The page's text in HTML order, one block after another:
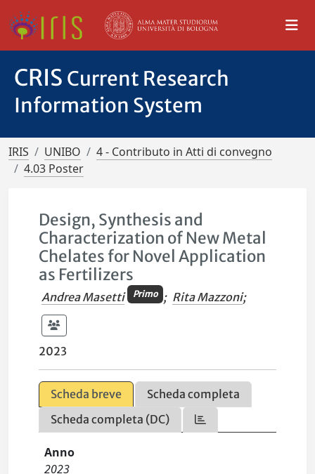
CRIS Current Research
Information System
IRIS UNIBO
4 - Contributo in Atti di convegno
4.03 Poster
Design, Synthesis and
Characterization of New Metal
Chelates for Novel Application
as Fertilizers
Andrea Masetti Primo ; Rita Mazzoni;
2023
Scheda breve
Scheda completa
Scheda completa (DC)
Anno
2023